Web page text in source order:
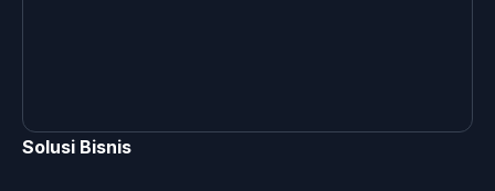
Solusi Bisnis